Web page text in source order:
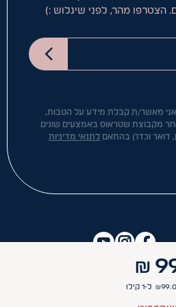
₪
₪ ל-1 קילו
הצטרפו מהר, לפני שיגלוש :)
המייל שלך
מאשר/ת קבלת מידע על הטבות,
מקבוצת שטראוס באמצעים שונים
לתנאי מדיניות